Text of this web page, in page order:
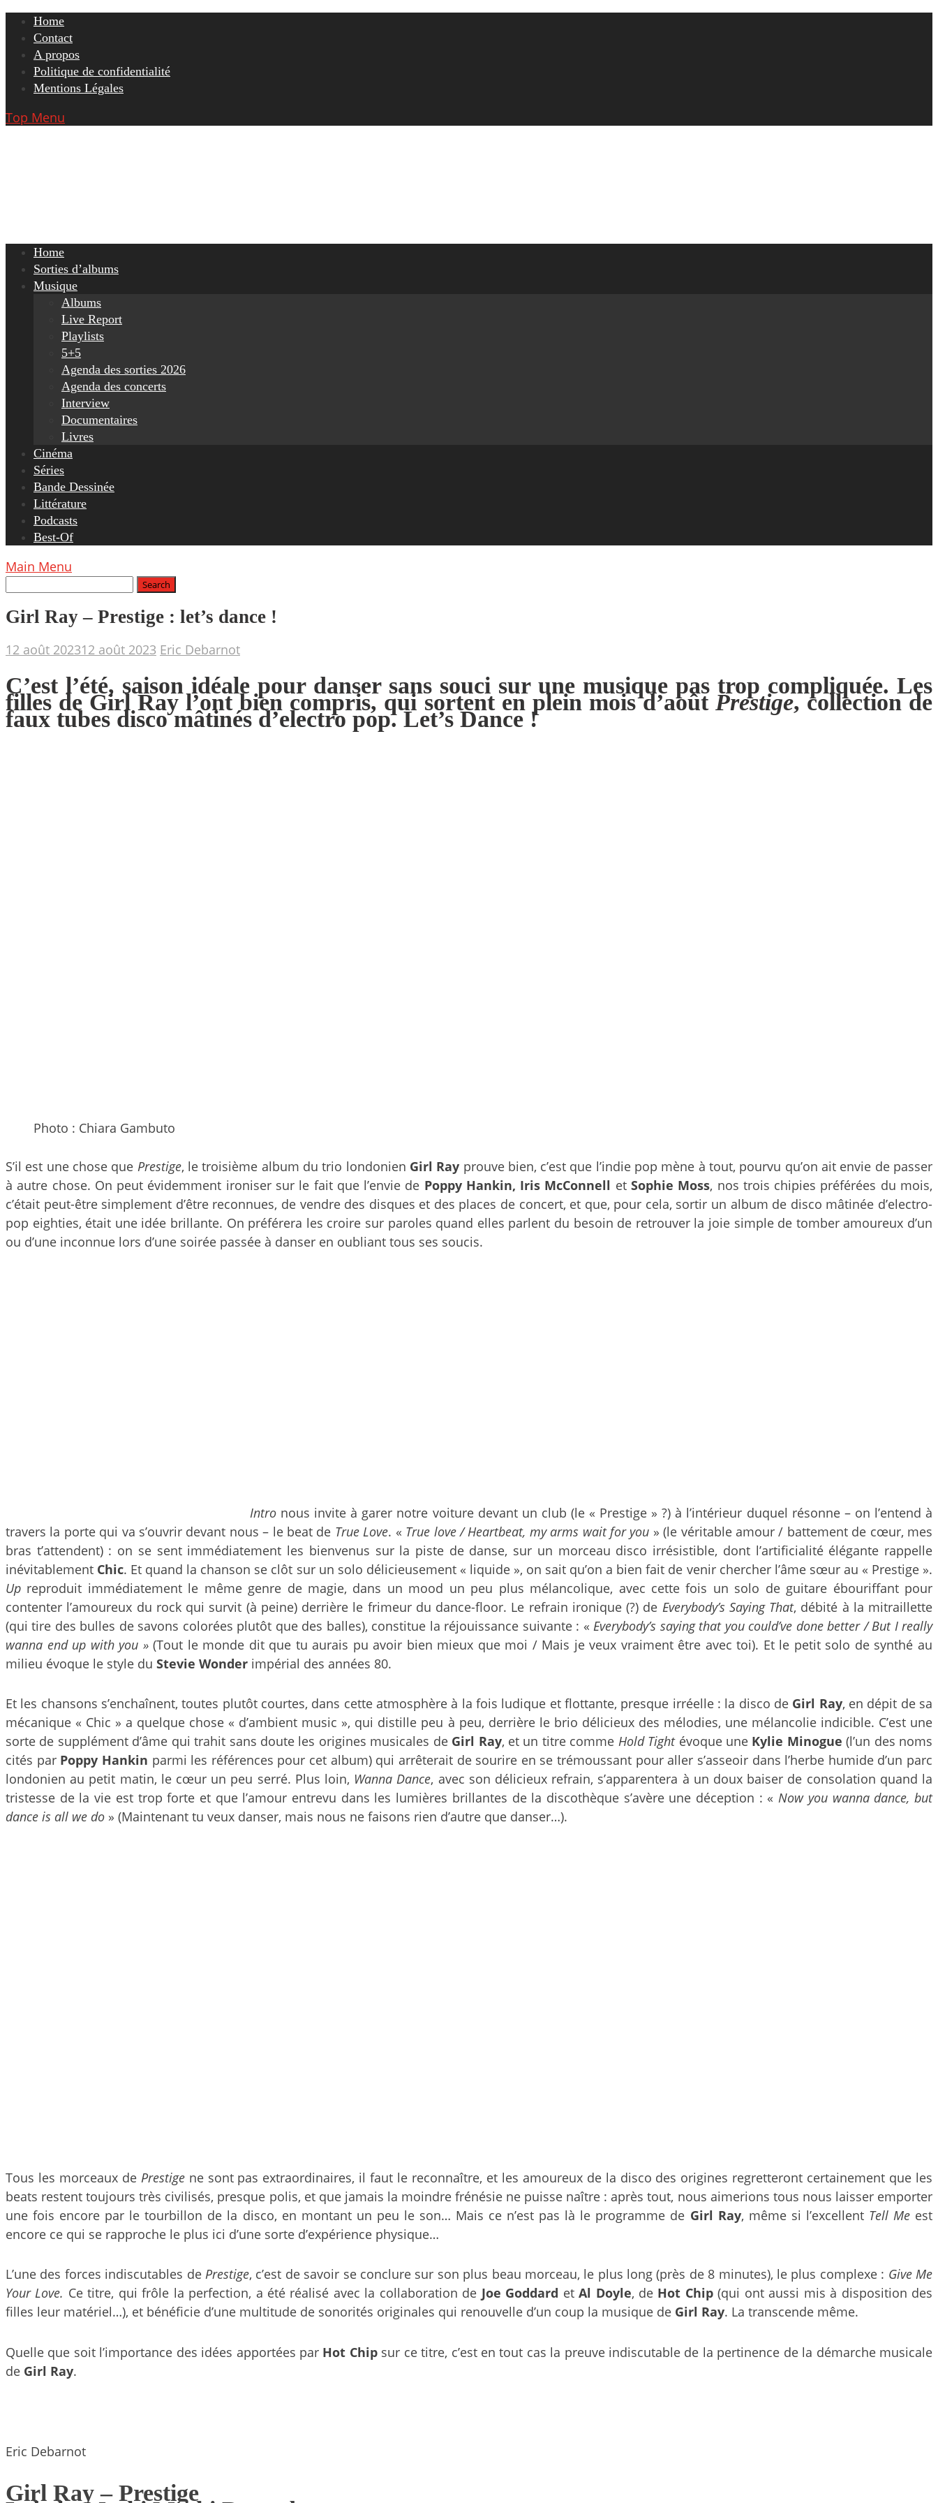
Skip
content
Home
Contact
A propos
Politique de confidentialité
Mentions Légales
Top Menu
Home
Sorties d’albums
Musique
Albums
Live Report
Playlists
5+5
Agenda des sorties 2026
Agenda des concerts
Interview
Documentaires
Livres
Cinéma
Séries
Bande Dessinée
Littérature
Podcasts
Best-Of
Main Menu
Girl Ray – Prestige : let’s dance !
12 août 202312 août 2023 Eric Debarnot
C’est l’été, saison idéale pour danser sans souci sur une musique pas trop compliquée. Les
filles de Girl Ray l’ont bien compris, qui sortent en plein mois d’août Prestige, collection de
faux tubes disco mâtinés d’electro pop. Let’s Dance !
Photo : Chiara Gambuto
S’il est une chose que Prestige, le troisième album du trio londonien Girl Ray prouve bien, c’est que l’indie pop mène à tout, pourvu qu’on ait envie de passer
à autre chose. On peut évidemment ironiser sur le fait que l’envie de Poppy Hankin, Iris McConnell etSophie Moss, nos trois chipies préférées du mois,
c’était peut-être simplement d’être reconnues, de vendre des disques et des places de concert, et que, pour cela, sortir un album de disco mâtinée d’electro-
pop eighties, était une idée brillante. On préférera les croire sur paroles quand elles parlent du besoin de retrouver la joie simple de tomber amoureux d’un
ou d’une inconnue lors d’une soirée passée à danser en oubliant tous ses soucis.
Intro nous invite à garer notre voiture devant un club (le « Prestige » ?) à l’intérieur duquel résonne – on l’entend à
travers la porte qui va s’ouvrir devant nous – le beat de True Love. « True love / Heartbeat, my arms wait for you » (le véritable amour / battement de cœur, mes
bras t’attendent) : on se sent immédiatement les bienvenus sur la piste de danse, sur un morceau disco irrésistible, dont l’artificialité élégante rappelle
inévitablement Chic. Et quand la chanson se clôt sur un solo délicieusement « liquide », on sait qu’on a bien fait de venir chercher l’âme sœur au « Prestige ».
Up reproduit immédiatement le même genre de magie, dans un mood un peu plus mélancolique, avec cette fois un solo de guitare ébouriffant pour
contenter l’amoureux du rock qui survit (à peine) derrière le frimeur du dance-floor. Le refrain ironique (?) de Everybody’s Saying That, débité à la mitraillette
(qui tire des bulles de savons colorées plutôt que des balles), constitue la réjouissance suivante : « Everybody’s saying that you could’ve done better / But I really
wanna end up with you »(Tout le monde dit que tu aurais pu avoir bien mieux que moi / Mais je veux vraiment être avec toi). Et le petit solo de synthé au
milieu évoque le style du Stevie Wonder impérial des années 80.
Et les chansons s’enchaînent, toutes plutôt courtes, dans cette atmosphère à la fois ludique et flottante, presque irréelle : la disco de Girl Ray, en dépit de sa
mécanique « Chic » a quelque chose « d’ambient music », qui distille peu à peu, derrière le brio délicieux des mélodies, une mélancolie indicible. C’est une
sorte de supplément d’âme qui trahit sans doute les origines musicales de Girl Ray, et un titre comme Hold Tightévoque une Kylie Minogue (l’un des noms
cités par Poppy Hankin parmi les références pour cet album) qui arrêterait de sourire en se trémoussant pour aller s’asseoir dans l’herbe humide d’un parc
londonien au petit matin, le cœur un peu serré. Plus loin, Wanna Dance, avec son délicieux refrain, s’apparentera à un doux baiser de consolation quand la
tristesse de la vie est trop forte et que l’amour entrevu dans les lumières brillantes de la discothèque s’avère une déception : «Now you wanna dance, but
dance is all we do » (Maintenant tu veux danser, mais nous ne faisons rien d’autre que danser…).
Tous les morceaux de Prestigene sont pas extraordinaires, il faut le reconnaître, et les amoureux de la disco des origines regretteront certainement que les
beats restent toujours très civilisés, presque polis, et que jamais la moindre frénésie ne puisse naître : après tout, nous aimerions tous nous laisser emporter
une fois encore par le tourbillon de la disco, en montant un peu le son… Mais ce n’est pas là le programme de Girl Ray, même si l’excellent Tell Meest
encore ce qui se rapproche le plus ici d’une sorte d’expérience physique…
L’une des forces indiscutables de Prestige, c’est de savoir se conclure sur son plus beau morceau, le plus long (près de 8 minutes), le plus complexe : Give Me
Your Love. Ce titre, qui frôle la perfection, a été réalisé avec la collaboration de Joe Goddard etAl Doyle, de Hot Chip(qui ont aussi mis à disposition des
filles leur matériel…), et bénéficie d’une multitude de sonorités originales qui renouvelle d’un coup la musique de Girl Ray. La transcende même.
Quelle que soit l’importance des idées apportées par Hot Chipsur ce titre, c’est en tout cas la preuve indiscutable de la pertinence de la démarche musicale
de Girl Ray.
Eric Debarnot
Girl Ray – Prestige